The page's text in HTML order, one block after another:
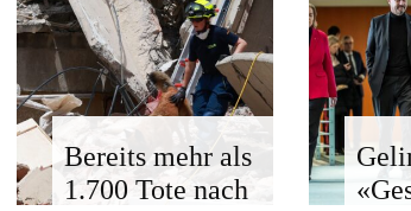
Bereits mehr als
1.700 Tote nach